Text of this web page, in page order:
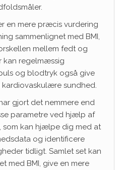
en mere præcis vurdering
sammenlignet med BMI,
mellem fedt og
kan regelmæssig
og blodtryk også give
sundhed.
gjort det nemmere end
parametre ved hjælp af
som kan hjælpe dig med at
og identificere
tidligt. Samlet set kan
med BMI, give en mere